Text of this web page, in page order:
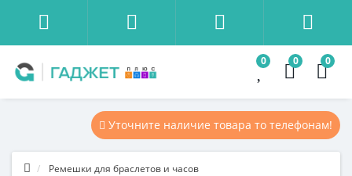
0 0 0
Уточните наличие товара то телефонам!
Ремешки для браслетов и часов